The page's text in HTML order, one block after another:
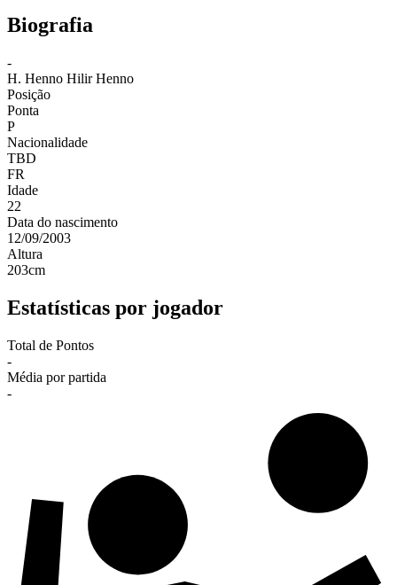
Biografia
-
H. Henno Hilir Henno
Posição
Ponta
P
Nacionalidade
TBD
FR
Idade
22
Data do nascimento
12/09/2003
Altura
203cm
Estatísticas por jogador
Total de Pontos
-
Média por partida
-